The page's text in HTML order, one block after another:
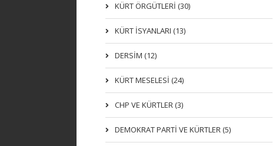
KÜRT ÖRGÜTLERİ (30)
KÜRT İSYANLARI (13)
DERSIM (12)
KÜRT MESELESİ (24)
CHP VE KÜRTLER (3)
DEMOKRAT PARTI VE KÜRTLER (5)